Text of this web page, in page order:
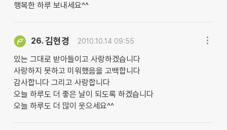
행복한 하루 보내세요^^
26.김현경 2010.10.14 09:55
있는 그대로 받아들이고 사랑하겠습니다
사랑하지 못하고 미워했음을 고백합니다
감사합니다 그리고 사랑합니다
오늘 하루도 더 좋은 날이 되도록 하겠습니다
오늘 하루도 더 많이 웃으세요^^